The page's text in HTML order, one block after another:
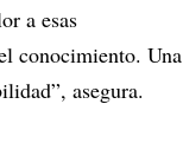
a esas
conocimiento. Una
asegura.